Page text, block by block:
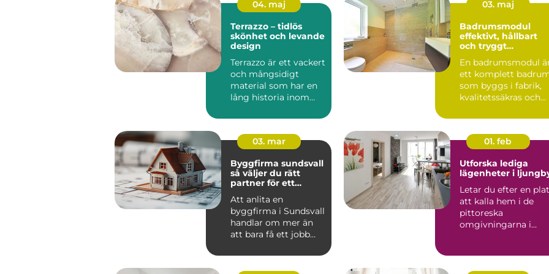
04. maj
Terrazzo – tidlös
skönhet och levande
design
Terrazzo är ett vackert
och mångsidigt
material som har en
lång historia inom
03. maj
Badrumsmodul
effektivt, hållbart
och tryggt
En badrumsmodul
ett komplett
som byggs i fabrik,
kvalitetssäkras och
03. mar
Byggfirma sundsvall
så väljer du rätt
partner för ett
Att anlita en
byggfirma i Sundsvall
handlar om mer än
att bara få ett jobb
om tr...
01. feb
Utforska lediga
lägenheter i
Letar du efter en
att kalla hem i de
pittoreska
omgivningarna i